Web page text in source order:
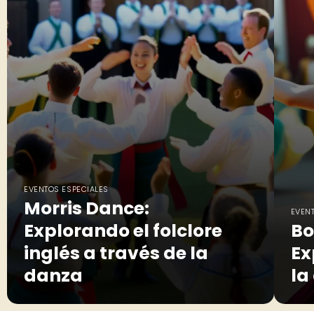
EVENTOS ESPECIALES
Morris Dance:
Explorando el folclore
inglés a través de la
danza
la